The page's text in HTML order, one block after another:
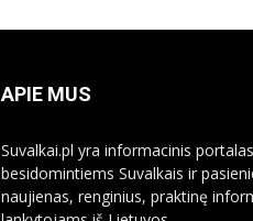
APIE MUS
Suvalkai.pl yra informacinis
besidomintiems Suvalkais ir
naujienas, renginius, praktinę